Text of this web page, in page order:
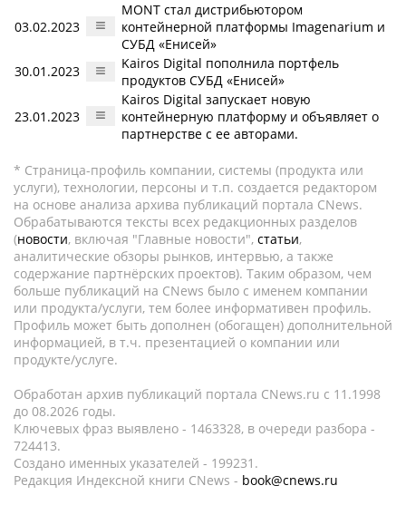
03.02.2023
MONT стал дистрибьютором
контейнерной платформы Imagenarium и
СУБД «Енисей»
30.01.2023
Kairos Digital пополнила портфель
продуктов СУБД «Енисей»
23.01.2023
Kairos Digital запускает новую
контейнерную платформу и объявляет о
партнерстве с ее авторами.
* Страница-профиль компании, системы (продукта или
услуги), технологии, персоны и т.п. создается редактором
на основе анализа архива публикаций портала CNews.
Обрабатываются тексты всех редакционных разделов
(новости, включая "Главные новости", статьи,
аналитические обзоры рынков, интервью, а также
содержание партнёрских проектов). Таким образом, чем
больше публикаций на CNews было с именем компании
или продукта/услуги, тем более информативен профиль.
Профиль может быть дополнен (обогащен) дополнительной
информацией, в т.ч. презентацией о компании или
продукте/услуге.
Обработан архив публикаций портала CNews.ru c 11.1998
до 08.2026 годы.
Ключевых фраз выявлено - 1463328, в очереди разбора -
724413.
Создано именных указателей - 199231.
Редакция Индексной книги CNews - book@cnews.ru